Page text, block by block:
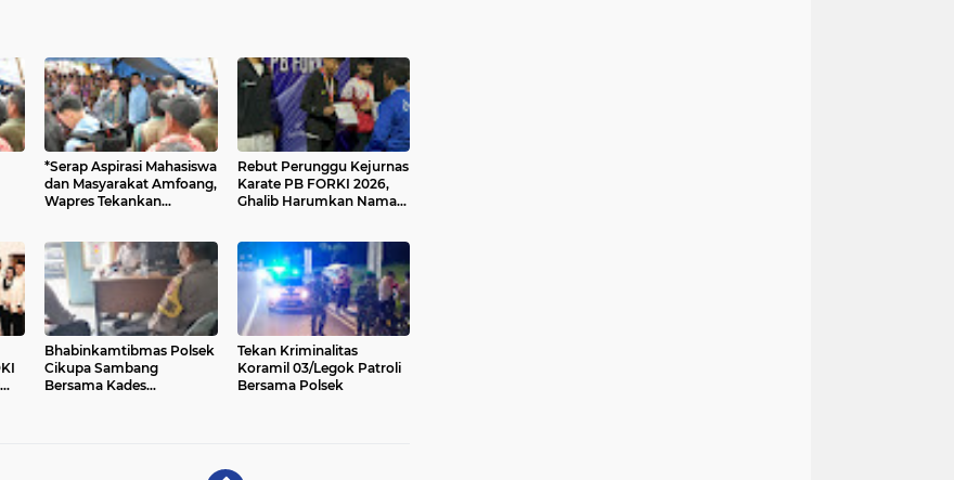
*Serap Aspirasi Mahasiswa
dan Masyarakat Amfoang,
Wapres Tekankan
NTT*
Rebut Perunggu Kejurnas
Karate PB FORKI 2026,
Ghalib Harumkan Nama
Bhabinkamtibmas Polsek
Cikupa Sambang
Bersama Kades
Tekan Kriminalitas
Koramil 03/Legok Patroli
Bersama Polsek